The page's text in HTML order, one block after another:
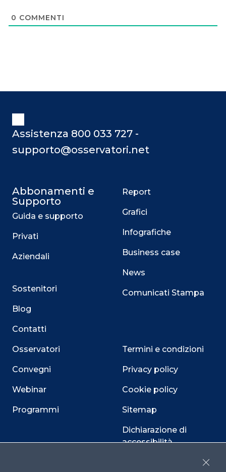
0 COMMENTI
Assistenza 800 033 727 -
supporto@osservatori.net
Abbonamenti e
Supporto
Guida e supporto
Privati
Aziendali
Sostenitori
Blog
Contatti
Osservatori
Convegni
Webinar
Programmi
Report
Grafici
Infografiche
Business case
News
Comunicati Stampa
Termini e condizioni
Privacy policy
Cookie policy
Sitemap
Dichiarazione di
accessibilità